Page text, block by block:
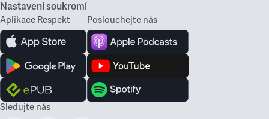
Nastavení soukromí
Aplikace Respekt Poslouchejte nás
Sledujte nás